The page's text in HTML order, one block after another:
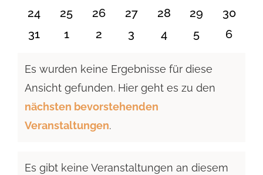
Veranstaltungen
Veranstaltungen
Veranstaltungen
Veranstaltungen
Veranstaltungen
0
Veranstaltungen
24
0
Veranstaltungen
25
0
Veranstaltungen
26
0
Veranstaltungen
27
0
Veranstaltungen
28
0
29
0
30
0
31
0
1
0
2
0
3
0
4
0
5
0
6
Hinweis
Es wurden keine Ergebnisse für diese
Ansicht gefunden. Hier geht es zu den
nächsten bevorstehenden
Veranstaltungen.
Es gibt keine Veranstaltungen an diesem